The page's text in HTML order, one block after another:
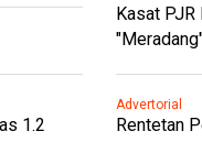
Kasat
1.2
Advertorial
Rentetan